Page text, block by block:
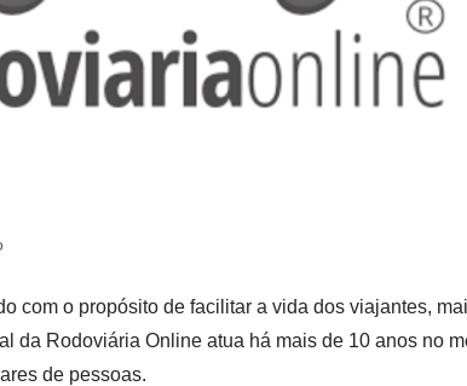
com o propósito de facilitar a vida dos viajantes,
da Rodoviária Online atua há mais de 10 anos no
de pessoas.